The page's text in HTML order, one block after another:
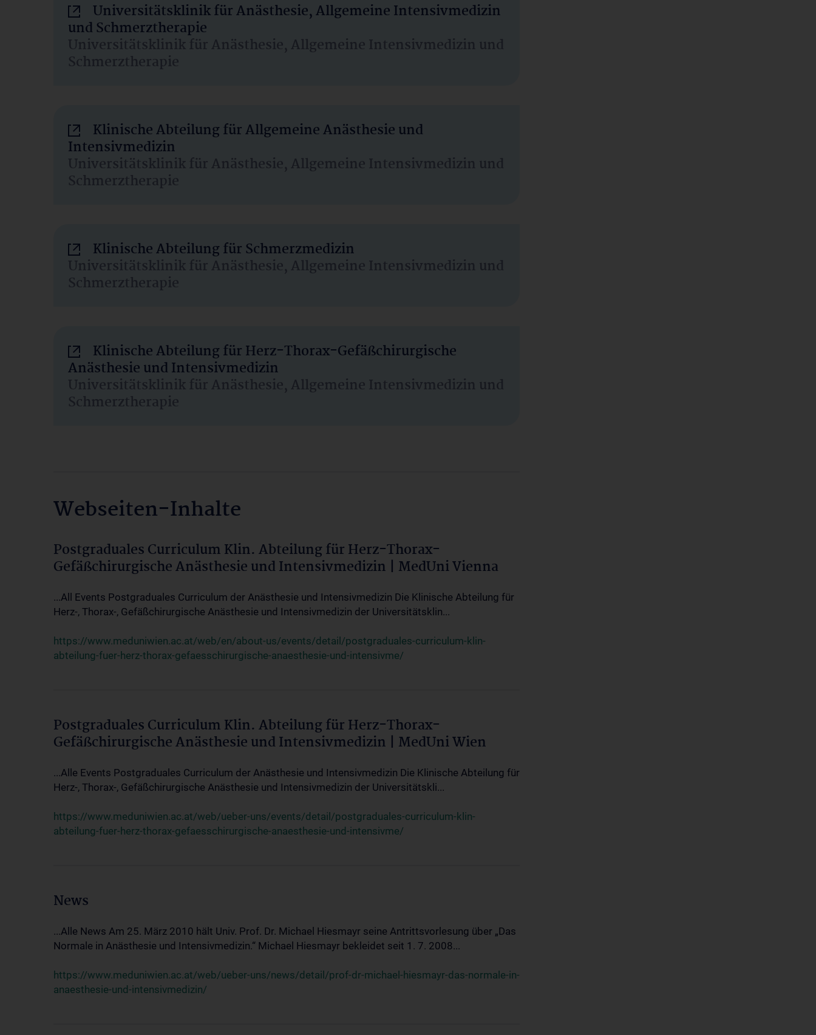
Universitätsklinik für Anästhesie, Allgemeine Intensivmedizin
und Schmerztherapie
Universitätsklinik für Anästhesie, Allgemeine Intensivmedizin und
Schmerztherapie
Klinische Abteilung für Allgemeine Anästhesie und
Intensivmedizin
Universitätsklinik für Anästhesie, Allgemeine Intensivmedizin und
Schmerztherapie
Klinische Abteilung für Schmerzmedizin
Universitätsklinik für Anästhesie, Allgemeine Intensivmedizin und
Schmerztherapie
Klinische Abteilung für Herz-Thorax-Gefäßchirurgische
Anästhesie und Intensivmedizin
Universitätsklinik für Anästhesie, Allgemeine Intensivmedizin und
Schmerztherapie
Webseiten-Inhalte
Postgraduales Curriculum Klin. Abteilung für Herz-Thorax-
Gefäßchirurgische Anästhesie und Intensivmedizin | MedUni Vienna
...All Events Postgraduales Curriculum der Anästhesie und Intensivmedizin Die Klinische Abteilung für
Herz-, Thorax-, Gefäßchirurgische Anästhesie und Intensivmedizin der Universitätsklin...
https://www.meduniwien.ac.at/web/en/about-us/events/detail/postgraduales-curriculum-klin-
abteilung-fuer-herz-thorax-gefaesschirurgische-anaesthesie-und-intensivme/
Postgraduales Curriculum Klin. Abteilung für Herz-Thorax-
Gefäßchirurgische Anästhesie und Intensivmedizin | MedUni Wien
...Alle Events Postgraduales Curriculum der Anästhesie und Intensivmedizin Die Klinische Abteilung für
Herz-, Thorax-, Gefäßchirurgische Anästhesie und Intensivmedizin der Universitätskli...
https://www.meduniwien.ac.at/web/ueber-uns/events/detail/postgraduales-curriculum-klin-
abteilung-fuer-herz-thorax-gefaesschirurgische-anaesthesie-und-intensivme/
News
...Alle News Am 25. März 2010 hält Univ. Prof. Dr. Michael Hiesmayr seine Antrittsvorlesung über „Das
Normale in Anästhesie und Intensivmedizin.“ Michael Hiesmayr bekleidet seit 1. 7. 2008...
https://www.meduniwien.ac.at/web/ueber-uns/news/detail/prof-dr-michael-hiesmayr-das-normale-in-
anaesthesie-und-intensivmedizin/